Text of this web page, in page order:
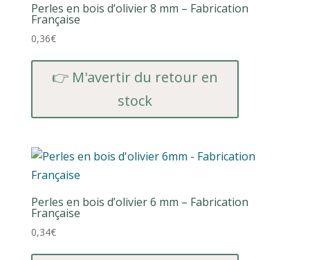
Perles en bois d’olivier 8 mm – Fabrication
Française
0,36€
👉 M'avertir du retour en
stock
Perles en bois d’olivier 6 mm – Fabrication
Française
0,34€